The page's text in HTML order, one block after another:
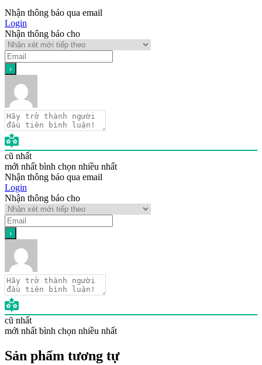
Nhận thông báo qua email
Login
Nhận thông báo cho
cũ nhất
mới nhất bình chọn nhiều nhất
Nhận thông báo qua email
Login
Nhận thông báo cho
cũ nhất
mới nhất bình chọn nhiều nhất
Sản phẩm tương tự